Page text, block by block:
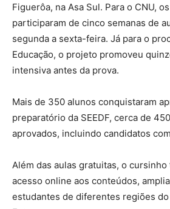
Figuerôa, na Asa Sul. Para o CNU,
participaram de cinco semanas de
segunda a sexta-feira. Já para o
Educação, o projeto promoveu
intensiva antes da prova.
Mais de 350 alunos conquistaram
preparatório da SEEDF, cerca de
aprovados, incluindo candidatos
Além das aulas gratuitas, o
acesso online aos conteúdos,
estudantes de diferentes regiões